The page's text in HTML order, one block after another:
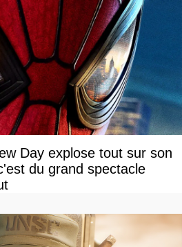
Day explose tout sur son
du grand spectacle